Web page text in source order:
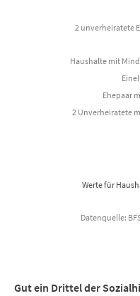
The chart has 1 X axis
The chart has 1 Y axis
Werte für
2 Unverheiratete
Ehepaar
Haushalte mit
2 unverheiratete
Datenquelle:
Gut ein Drittel der